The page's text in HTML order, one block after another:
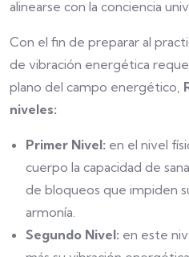
alinearse con la conciencia
Con el fin de preparar al
de vibración energética
plano del campo energético,
niveles:
Primer Nivel: en el nivel
cuerpo la capacidad de
de bloqueos que impiden
armonía.
Segundo Nivel: en este